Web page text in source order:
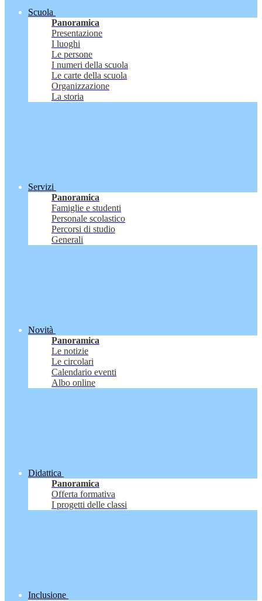
Scuola
Panoramica
Presentazione
I luoghi
Le persone
I numeri della scuola
Le carte della scuola
Organizzazione
La storia
Servizi
Panoramica
Famiglie e studenti
Personale scolastico
Percorsi di studio
Generali
Novità
Panoramica
Le notizie
Le circolari
Calendario eventi
Albo online
Didattica
Panoramica
Offerta formativa
I progetti delle classi
Inclusione